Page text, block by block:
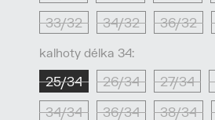
33/32 34/32 36/32
kalhoty délka 34:
25/34 26/34 27/34
34/34 36/34 38/34